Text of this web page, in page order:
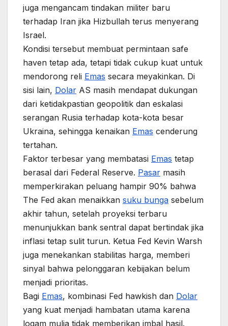
juga mengancam tindakan militer baru
terhadap Iran jika Hizbullah terus menyerang
Israel.
Kondisi tersebut membuat permintaan safe
haven tetap ada, tetapi tidak cukup kuat untuk
mendorong reli Emas secara meyakinkan. Di
sisi lain, Dolar AS masih mendapat dukungan
dari ketidakpastian geopolitik dan eskalasi
serangan Rusia terhadap kota-kota besar
Ukraina, sehingga kenaikan Emas cenderung
tertahan.
Faktor terbesar yang membatasi Emas tetap
berasal dari Federal Reserve. Pasar masih
memperkirakan peluang hampir 90% bahwa
The Fed akan menaikkan suku bunga sebelum
akhir tahun, setelah proyeksi terbaru
menunjukkan bank sentral dapat bertindak jika
inflasi tetap sulit turun. Ketua Fed Kevin Warsh
juga menekankan stabilitas harga, memberi
sinyal bahwa pelonggaran kebijakan belum
menjadi prioritas.
Bagi Emas, kombinasi Fed hawkish dan Dolar
yang kuat menjadi hambatan utama karena
logam mulia tidak memberikan imbal hasil.